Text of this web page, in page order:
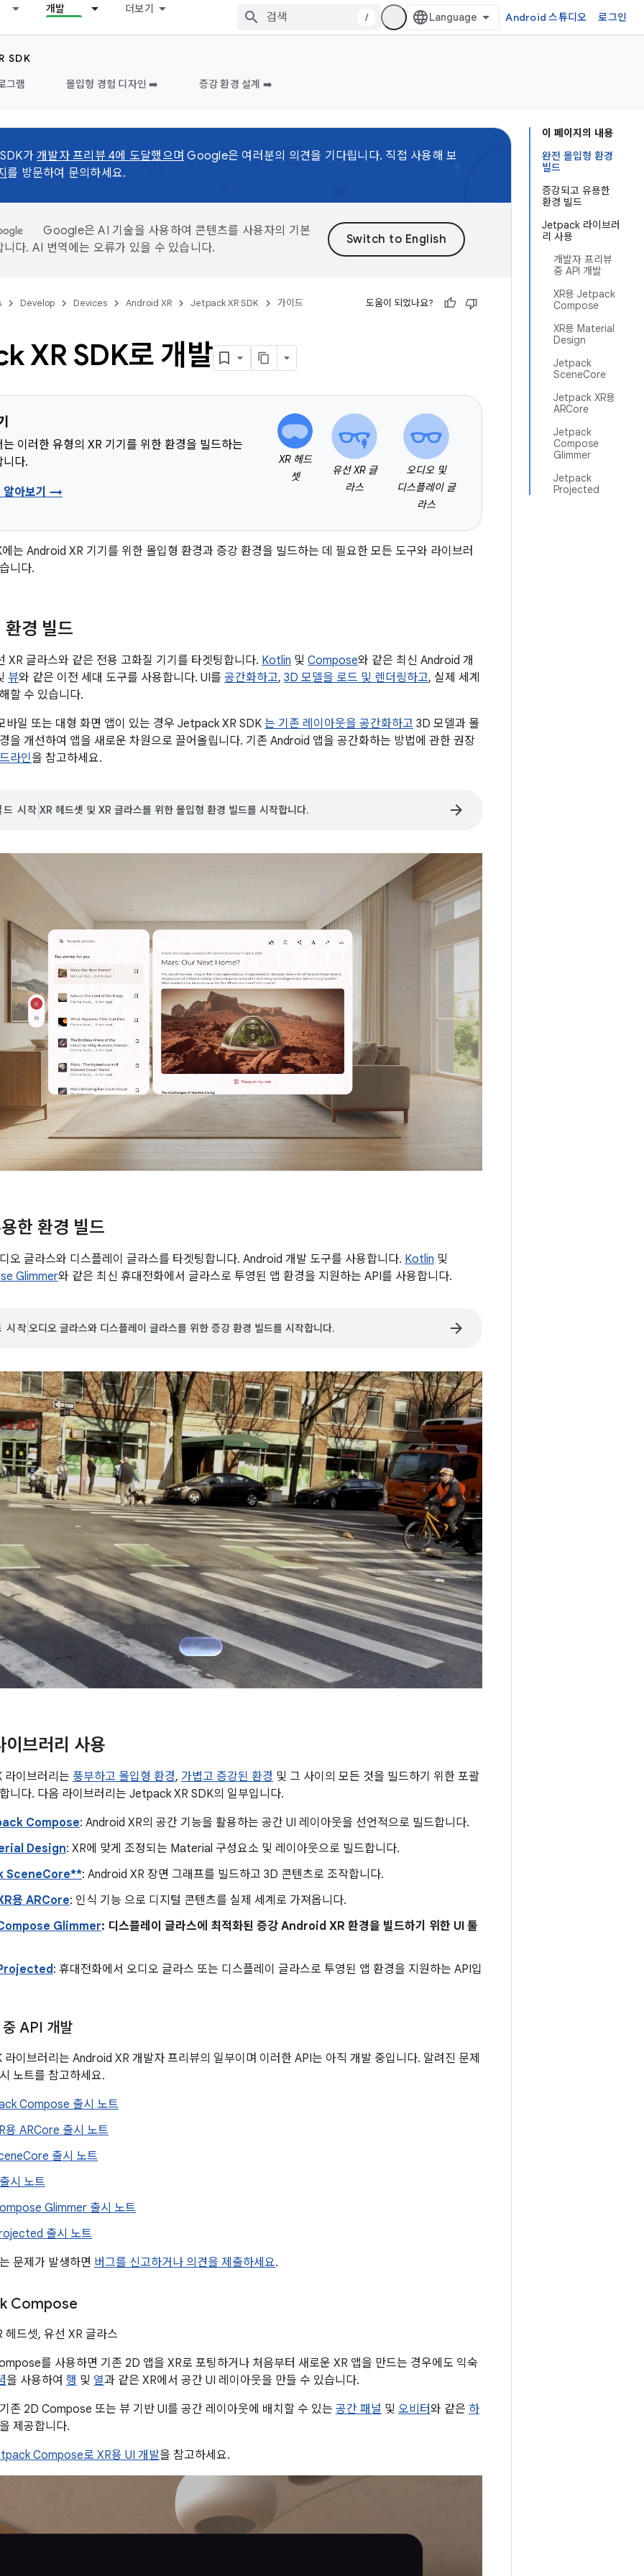
개발 더보기
/ Android 스튜디오 로그인
SDK
그램
몰입형 경험 디자인 ➡️ 증강 환경 설계 ➡️
이 페이지의 내용
완전 몰입형 환경
빌드
증강되고 유용한
환경 빌드
Jetpack 라이브러
리 사용
개발자 프리뷰
중 API 개발
XR용 Jetpack
Compose
XR용 Material
Design
Jetpack
SceneCore
Jetpack XR용
ARCore
Jetpack
Compose
Glimmer
Jetpack
Projected
가 개발자 프리뷰 4에 도달했으며 Google은 여러분의 의견을 기다립니다. 직접 사용해 보
를 방문하여 문의하세요.
Google은 AI 기술을 사용하여 콘텐츠를 사용자의 기본
니다. AI 번역에는 오류가 있을 수 있습니다.
Develop Devices Android XR Jetpack XR SDK 가이드 도움이 되었나요?
XR SDK로 개발
이러한 유형의 XR 기기를 위한 환경을 빌드하는
니다.
알아보기 →
XR 헤드
셋
유선 XR 글
라스
오디오 및
디스플레이 글
라스
는 Android XR 기기를 위한 몰입형 환경과 증강 환경을 빌드하는 데 필요한 모든 도구와 라이브러
니다.
환경 빌드
XR 글라스와 같은 전용 고화질 기기를 타겟팅합니다. Kotlin 및 Compose와 같은 최신 Android 개
뷰와 같은 이전 세대 도구를 사용합니다. UI를 공간화하고, 3D 모델을 로드 및 렌더링하고, 실제 세계
할 수 있습니다.
바일 또는 대형 화면 앱이 있는 경우 Jetpack XR SDK 는 기존 레이아웃을 공간화하고 3D 모델과 몰
을 개선하여 앱을 새로운 차원으로 끌어올립니다. 기존 Android 앱을 공간화하는 방법에 관한 권장
라인을 참고하세요.
시작 XR 헤드셋 및 XR 글라스를 위한 몰입형 환경 빌드를 시작합니다. arrow_forward
한 환경 빌드
오 글라스와 디스플레이 글라스를 타겟팅합니다. Android 개발 도구를 사용합니다. Kotlin 및
Glimmer와 같은 최신 휴대전화에서 글라스로 투영된 앱 환경을 지원하는 API를 사용합니다.
시작오디오 글라스와 디스플레이 글라스를 위한 증강 환경 빌드를 시작합니다. arrow_forward
브러리 사용
이브러리는 풍부하고 몰입형 환경, 가볍고 증강된 환경 및 그 사이의 모든 것을 빌드하기 위한 포괄
니다. 다음 라이브러리는 Jetpack XR SDK의 일부입니다.
Compose: Android XR의 공간 기능을 활용하는 공간 UI 레이아웃을 선언적으로 빌드합니다.
Design: XR에 맞게 조정되는 Material 구성요소 및 레이아웃으로 빌드합니다.
SceneCore**: Android XR 장면 그래프를 빌드하고 3D 콘텐츠로 조작합니다.
용 ARCore: 인식 기능 으로 디지털 콘텐츠를 실제 세계로 가져옵니다.
Glimmer: 디스플레이 글라스에 최적화된 증강 Android XR 환경을 빌드하기 위한 UI 툴
: 휴대전화에서 오디오 글라스 또는 디스플레이 글라스로 투영된 앱 환경을 지원하는 API입
API 개발
이브러리는 Android XR 개발자 프리뷰의 일부이며 이러한 API는 아직 개발 중입니다. 알려진 문제
노트를 참고하세요.
Compose 출시 노트
ARCore 출시 노트
출시 노트
시 노트
Glimmer 출시 노트
출시 노트
문제가 발생하면 버그를 신고하거나 의견을 제출하세요.
Compose
헤드셋, 유선 XR 글라스
를 사용하면 기존 2D 앱을 XR로 포팅하거나 처음부터 새로운 XR 앱을 만드는 경우에도 익숙
을 사용하여 행 및 열과 같은 XR에서 공간 UI 레이아웃을 만들 수 있습니다.
존 2D Compose 또는 뷰 기반 UI를 공간 레이아웃에 배치할 수 있는 공간 패널 및 오비터와 같은 하
을 제공합니다.
Compose로 XR용 UI 개발을 참고하세요.